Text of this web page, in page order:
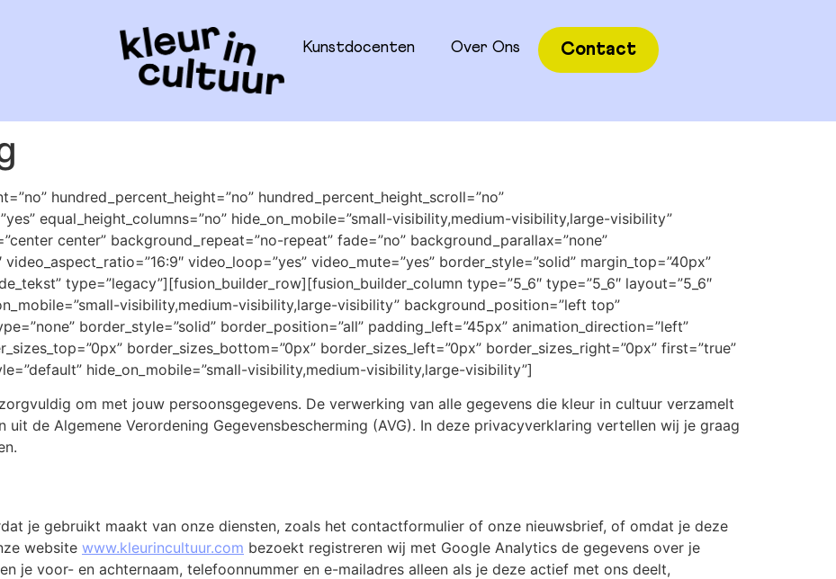
Kunstdocenten Over Ons Contact
hundred_percent_height=”no” hundred_percent_height_scroll=”no”
equal_height_columns=”no” hide_on_mobile=”small-visibility,medium-visibility,large-visibility”
center” background_repeat=”no-repeat” fade=”no” background_parallax=”none”
video_loop=”yes” video_mute=”yes” border_style=”solid” margin_top=”40px”
type=”legacy”][fusion_builder_row][fusion_builder_column type=”5_6″ type=”5_6″ layout=”5_6″
visibility,medium-visibility,large-visibility” background_position=”left top”
border_style=”solid” border_position=”all” padding_left=”45px” animation_direction=”left”
border_sizes_bottom=”0px” border_sizes_left=”0px” border_sizes_right=”0px” first=”true”
hide_on_mobile=”small-visibility,medium-visibility,large-visibility”]
om met jouw persoonsgegevens. De verwerking van alle gegevens die kleur in cultuur verzamelt
de Algemene Verordening Gegevensbescherming (AVG). In deze privacyverklaring vertellen wij je graag
je gebruikt maakt van onze diensten, zoals het contactformulier of onze nieuwsbrief, of omdat je deze
website www.kleurincultuur.com bezoekt registreren wij met Google Analytics de gegevens over je
je voor- en achternaam, telefoonnummer en e-mailadres alleen als je deze actief met ons deelt,